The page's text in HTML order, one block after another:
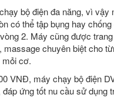
bộ điện đa năng, vì vậy
có thể tập bụng hay
2. Máy cũng được
massage chuyên biệt cho
mỏi cơ.
VNĐ, máy chạy bộ điện
ứng tốt nu cầu sử dụng